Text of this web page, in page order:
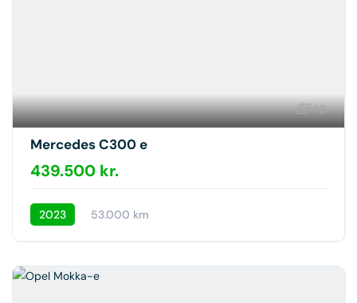
16
Mercedes C300 e
439.500 kr.
2023 53.000 km